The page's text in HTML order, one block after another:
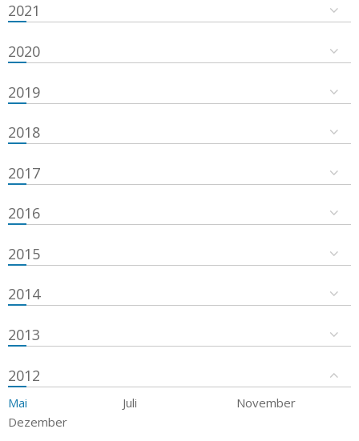
2021
2020
2019
2018
2017
2016
2015
2014
2013
2012
Mai Juli
November
Dezember